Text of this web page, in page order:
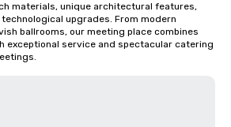
materials, unique architectural features,
upgrades. From modern
ballrooms, our meeting place combines
exceptional service and spectacular catering